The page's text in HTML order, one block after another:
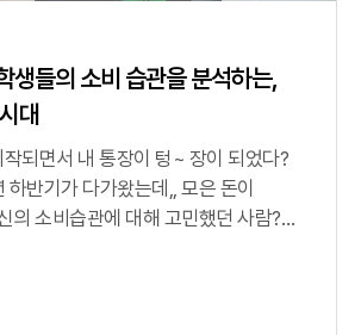
생들의 소비 습관을 분석하는,
대
되면서 내 통장이 텅~ 장이 되었다?
반기가 다가왔는데,, 모은 돈이
의 소비습관에 대해 고민했던 사람?